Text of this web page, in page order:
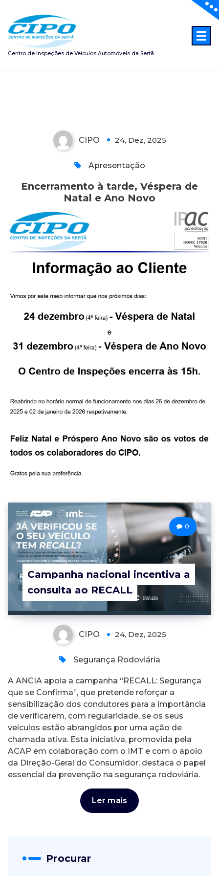
conteúdo
Centro de Inspeções de Veículos Automóveis da Sertã
CIPO 24, Dez, 2025
Apresentação
Encerramento à tarde, Véspera de
Natal e Ano Novo
Campanha nacional incentiva a
consulta ao RECALL
0
CIPO 24, Dez, 2025
Segurança Rodoviária
A ANCIA apoia a campanha “RECALL: Segurança
que se Confirma”, que pretende reforçar a
sensibilização dos condutores para a importância
de verificarem, com regularidade, se os seus
veículos estão abrangidos por uma ação de
chamada ativa. Esta iniciativa, promovida pela
ACAP em colaboração com o IMT e com o apoio
da Direção-Geral do Consumidor, destaca o papel
essencial da prevenção na segurança rodoviária.
Ler mais
Procurar